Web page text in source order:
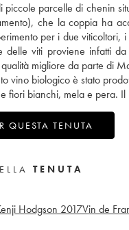
piccole parcelle di chenin
che la coppia ha
per i due
delle viti proviene infatti
migliore da parte di
vino biologico è stato
fiori bianchi, mela e pera.
QUESTA TENUTA
TENUTA
Hodgson 2017Vin de